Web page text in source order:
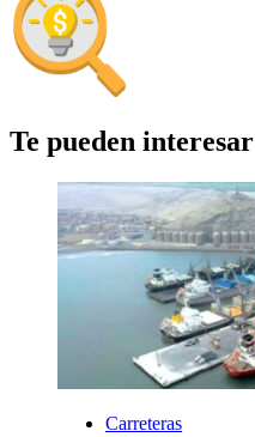
Te pueden interesar
Carreteras